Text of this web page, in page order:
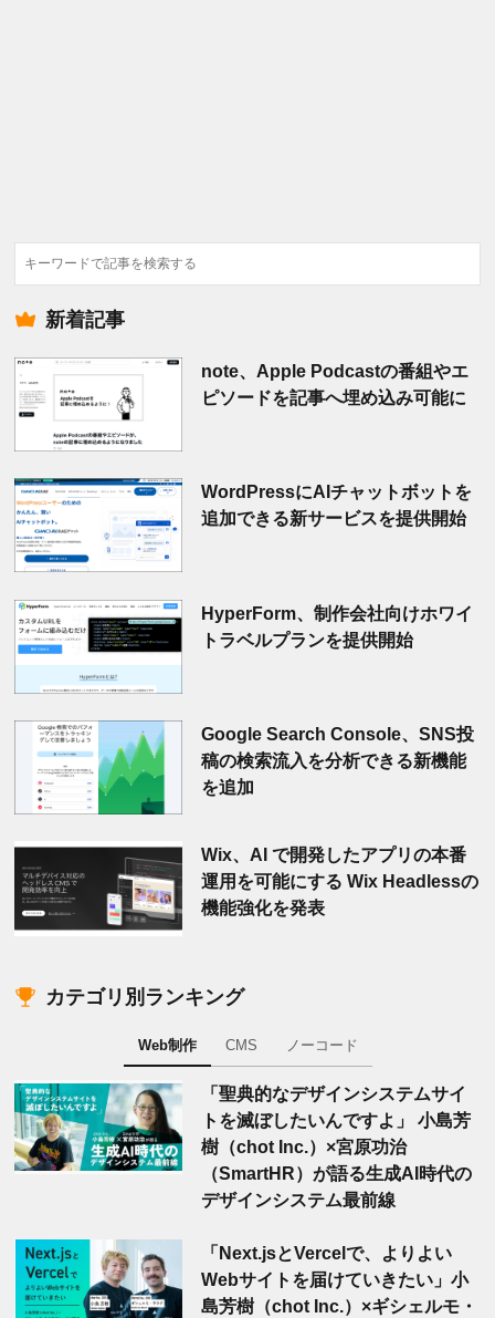
検
索
新着記事
note、Apple Podcastの番組やエ
ピソードを記事へ埋め込み可能に
WordPressにAIチャットボットを
追加できる新サービスを提供開始
HyperForm、制作会社向けホワイ
トラベルプランを提供開始
Google Search Console、SNS投
稿の検索流入を分析できる新機能
を追加
Wix、AI で開発したアプリの本番
運用を可能にする Wix Headlessの
機能強化を発表
カテゴリ別ランキング
Web制作 CMS ノーコード
「聖典的なデザインシステムサイ
トを滅ぼしたいんですよ」 小島芳
樹（chot Inc.）×宮原功治
（SmartHR）が語る生成AI時代の
デザインシステム最前線
「Next.jsとVercelで、よりよい
Webサイトを届けていきたい」小
島芳樹（chot Inc.）×ギシェルモ・